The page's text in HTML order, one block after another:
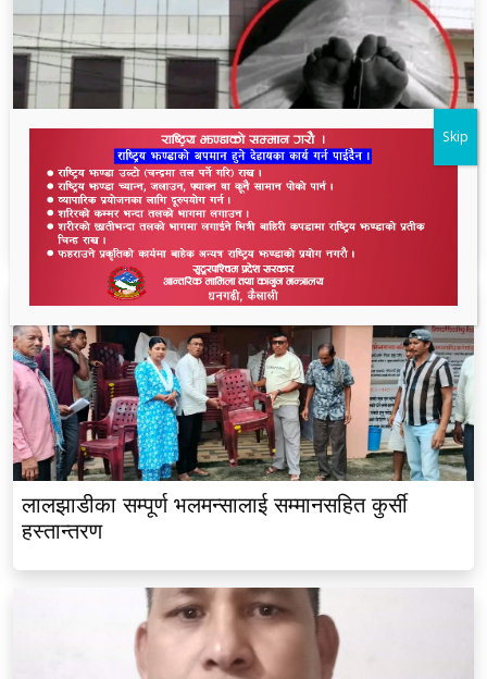
धनगढीको के जी अस्पतालमा मृत्यु प्रकरण: २२ लाखमा
केस रफादफा
लालझाडीका सम्पूर्ण भलमन्सालाई सम्मानसहित कुर्सी
हस्तान्तरण
Skip